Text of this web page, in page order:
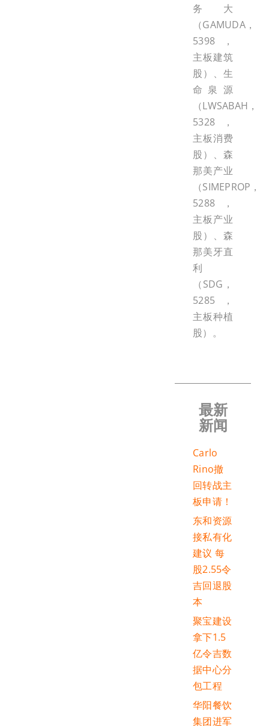
务大
（GAMUDA，
5398，
主板建筑
股）、生
命泉源
（LWSABAH，
5328，
主板消费
股）、森
那美产业
（SIMEPROP，
5288，
主板产业
股）、森
那美牙直
利
（SDG，
5285，
主板种植
股）。
最新
新闻
Carlo
Rino撤
回转战主
板申请！
东和资源
接私有化
建议 每
股2.55令
吉回退股
本
聚宝建设
拿下1.5
亿令吉数
据中心分
包工程
华阳餐饮
集团进军